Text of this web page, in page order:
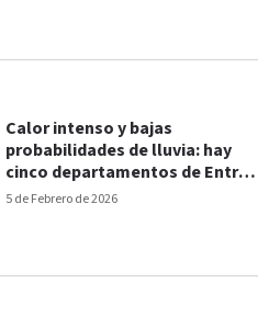
5 de Febrero de 2026
Calor intenso y bajas
probabilidades de lluvia: hay
cinco departamentos de Entre
Ríos en alerta amarilla